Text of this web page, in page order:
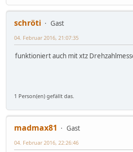
schröti
Gast
04. Februar 2016, 21:07:35
funktioniert auch mit xtz
1 Person(en) gefällt das.
madmax81
Gast
04. Februar 2016, 22:26:46